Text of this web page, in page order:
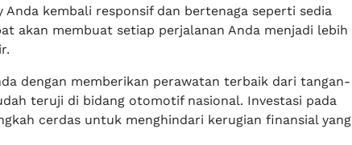
Anda kembali responsif dan bertenaga seperti sedia
akan membuat setiap perjalanan Anda menjadi lebih
dengan memberikan perawatan terbaik dari tangan-
teruji di bidang otomotif nasional. Investasi pada
cerdas untuk menghindari kerugian finansial yang